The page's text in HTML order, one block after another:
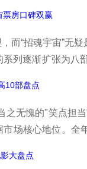
两部续集同时跻
亿万观众。下面
房口碑双赢
而“招魂宇宙”无
列逐渐扩张为
下系列最佳，并
。下面跟着榜中
10部盘点
之无愧的"笑点担
场核心地位。
份榜单汇集了
大盘点